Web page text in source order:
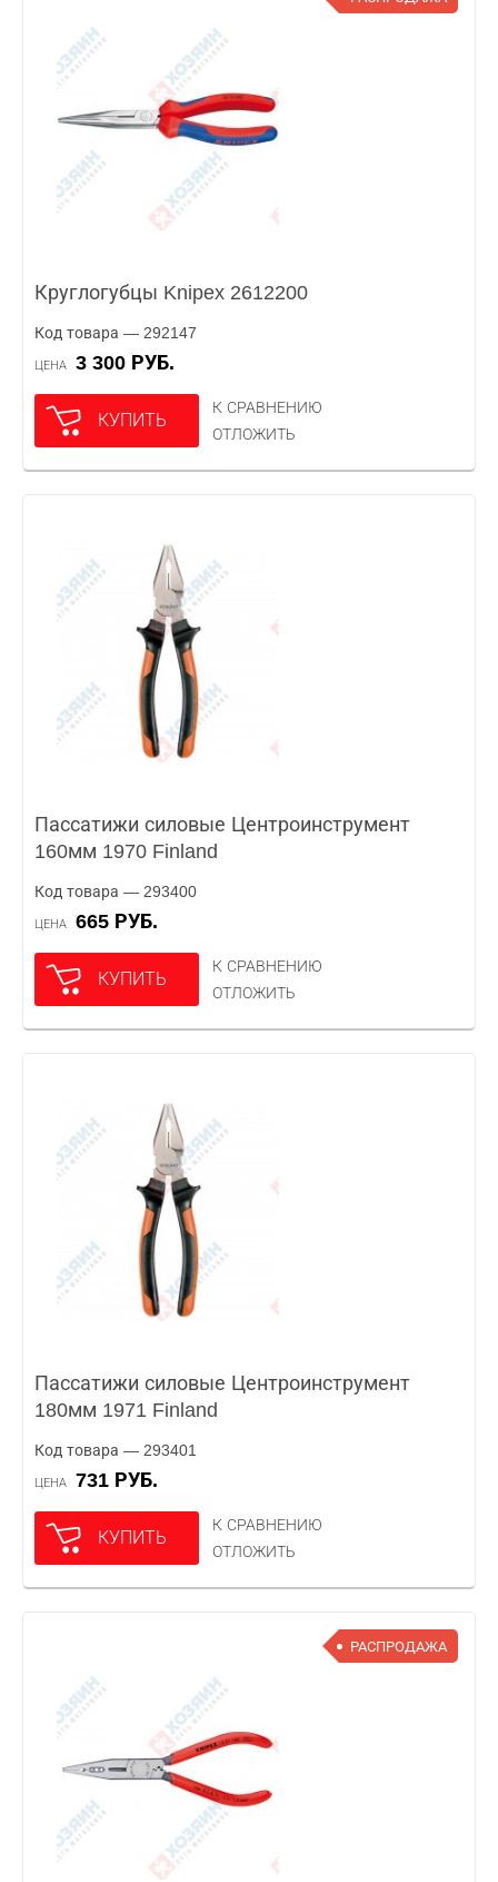
Круглогубцы Knipex 2612200
Код товара — 292147
ЦЕНА 3 300 РУБ.
КУПИТЬ
К СРАВНЕНИЮ
ОТЛОЖИТЬ
Пассатижи силовые Центроинструмент
160мм 1970 Finland
Код товара — 293400
ЦЕНА 665 РУБ.
КУПИТЬ
К СРАВНЕНИЮ
ОТЛОЖИТЬ
Пассатижи силовые Центроинструмент
180мм 1971 Finland
Код товара — 293401
ЦЕНА 731 РУБ.
КУПИТЬ
К СРАВНЕНИЮ
ОТЛОЖИТЬ
РАСПРОДАЖА